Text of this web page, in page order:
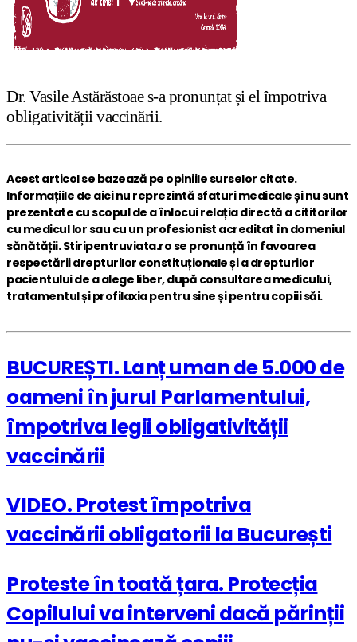
Dr. Vasile Astărăstoae s-a pronunțat și el împotriva
obligativității vaccinării.
Acest articol se bazează pe opiniile surselor citate.
Informațiile de aici nu reprezintă sfaturi medicale și nu sunt
prezentate cu scopul de a înlocui relația directă a cititorilor
cu medicul lor sau cu un profesionist acreditat în domeniul
sănătății. Stiripentruviata.ro se pronunță în favoarea
respectării drepturilor constituționale și a drepturilor
pacientului de a alege liber, după consultarea medicului,
tratamentul și profilaxia pentru sine și pentru copiii săi.
BUCUREȘTI. Lanț uman de 5.000 de
oameni în jurul Parlamentului,
împotriva legii obligativității
vaccinării
VIDEO. Protest împotriva
vaccinării obligatorii la București
Proteste în toată țara. Protecția
Copilului va interveni dacă părinții